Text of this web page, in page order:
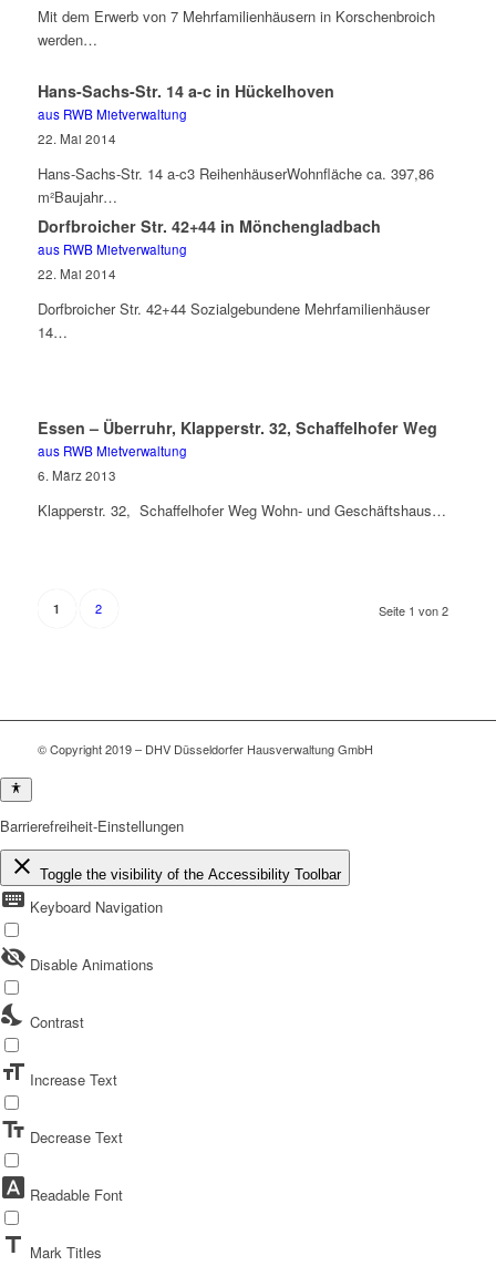
Mit dem Erwerb von 7 Mehrfamilienhäusern in Korschenbroich
werden…
Hans-Sachs-Str. 14 a-c in Hückelhoven
aus RWB Mietverwaltung
22. Mai 2014
Hans-Sachs-Str. 14 a-c3 ReihenhäuserWohnfläche ca. 397,86
m²Baujahr…
Dorfbroicher Str. 42+44 in Mönchengladbach
aus RWB Mietverwaltung
22. Mai 2014
Dorfbroicher Str. 42+44 Sozialgebundene Mehrfamilienhäuser
14…
Essen – Überruhr, Klapperstr. 32, Schaffelhofer Weg
aus RWB Mietverwaltung
6. März 2013
Klapperstr. 32, Schaffelhofer Weg Wohn- und Geschäftshaus…
Seite 1 von 2
1 2
© Copyright 2019 – DHV Düsseldorfer Hausverwaltung GmbH
Barrierefreiheit-Einstellungen
close Toggle the visibility of the Accessibility Toolbar
keyboard Keyboard Navigation
visibility_off Disable Animations
nights_stay Contrast
format_size Increase Text
text_fields Decrease Text
font_download Readable Font
title Mark Titles